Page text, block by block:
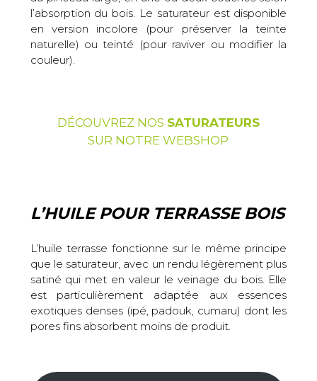
l’absorption du bois. Le saturateur est disponible
en version incolore (pour préserver la teinte
naturelle) ou teinté (pour raviver ou modifier la
couleur).
DÉCOUVREZ NOS SATURATEURS
SUR NOTRE WEBSHOP
L’HUILE POUR TERRASSE BOIS
L’huile terrasse fonctionne sur le même principe
que le saturateur, avec un rendu légèrement plus
satiné qui met en valeur le veinage du bois. Elle
est particulièrement adaptée aux essences
exotiques denses (ipé, padouk, cumaru) dont les
pores fins absorbent moins de produit.